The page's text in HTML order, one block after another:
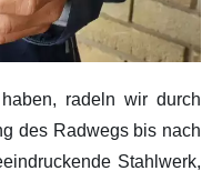
radeln wir durch
des Radwegs bis nach
Stahlwerk,